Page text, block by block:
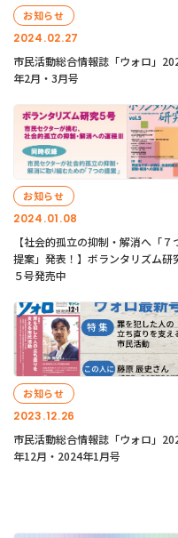
2024.02.27
お知らせ
市民活動総合情報誌「ウォロ」
年2月・3月号
2024.01.08
お知らせ
【社会的孤立の抑制・解消へ「７
提案」発表！】ボランタリズム研
５号発売中
2023.12.26
お知らせ
市民活動総合情報誌「ウォロ」
年12月・2024年1月号